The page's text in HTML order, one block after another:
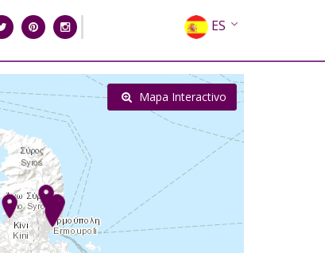
ES
EN
EL
RU
Mapa Interactivo